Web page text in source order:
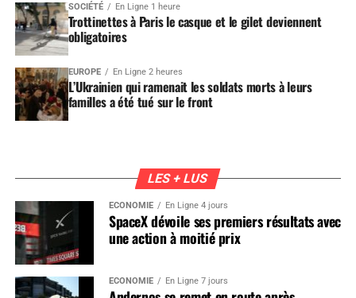
SOCIÉTÉ En Ligne 1 heure
Trottinettes à Paris le casque et le gilet deviennent
obligatoires
EUROPE En Ligne 2 heures
L’Ukrainien qui ramenait les soldats morts à leurs
familles a été tué sur le front
LES + LUS
ÉCONOMIE En Ligne 4 jours
SpaceX dévoile ses premiers résultats avec
une action à moitié prix
ÉCONOMIE En Ligne 7 jours